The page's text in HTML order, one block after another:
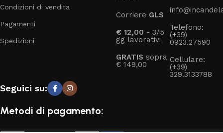
Condizioni di vendita
Pagamenti
Spedizioni
Corriere GLS
€ 12,00 - 3/5
gg lavorativi
GRATIS sopra
€ 149,00
Telefono:
(+39)
0923.27590
Cellulare:
(+39)
329.3133788
Seguici su:
Metodi di pagamento: